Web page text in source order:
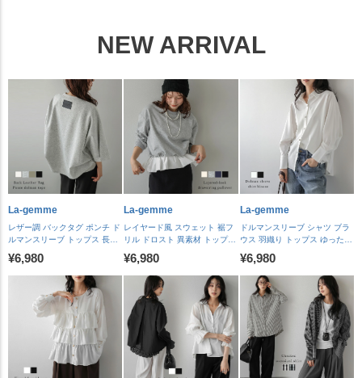
NEW ARRIVAL
La-gemme
レザー調 バックタグ ポンチ ド
ルマンスリーブ トップス 長袖
ラウンドヘム サイドタック レ
ディース おすすめ おしゃれ
2026秋冬新作 【lstpaw26-
2333】【予約販売：8月27日
入荷予定順次発送】【送料無
¥6,980
La-gemme
レイヤード風 スウェット 裾フ
リル ドロスト 異素材 トップス
ーストリング レディース おす
すめ おしゃれ 2026 秋冬新作
【lstpaw26-2331】【予約販
売：8月27日入荷予定順次発
送】【送料無料】メ込2
¥6,980
La-gemme
ドルマンスリーブ シャツ ブラ
ウス 羽織り トップス ゆったり
カバー 通勤 抜け感 レディース
おすすめ おしゃれ 2026秋冬新
作 【lstpaw26-2350】【予約販
売：8月27日入荷予定順次発
送】【送料無料】メ込2
¥6,980